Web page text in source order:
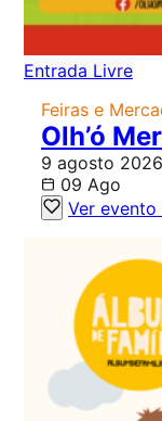
Entrada Livre
Feiras e
Olh’ó
9 agosto
09 Ago
Ver